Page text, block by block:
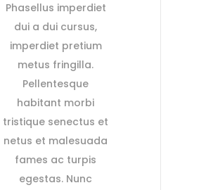
Phasellus imperdiet
dui a dui cursus,
imperdiet pretium
metus fringilla.
Pellentesque
habitant morbi
tristique senectus et
netus et malesuada
fames ac turpis
egestas. Nunc